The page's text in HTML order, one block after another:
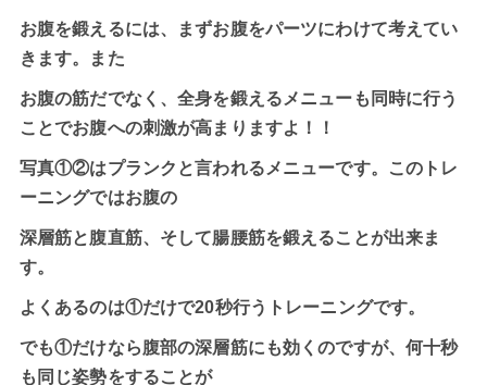
お腹を鍛えるには、まずお腹をパーツにわけて考えてい
きます。また
お腹の筋だでなく、全身を鍛えるメニューも同時に行う
ことでお腹への刺激が高まりますよ！！
写真①②はプランクと言われるメニューです。このトレ
ーニングではお腹の
深層筋と腹直筋、そして腸腰筋を鍛えることが出来ま
す。
よくあるのは①だけで20秒行うトレーニングです。
でも①だけなら腹部の深層筋にも効くのですが、何十秒
も同じ姿勢をすることが